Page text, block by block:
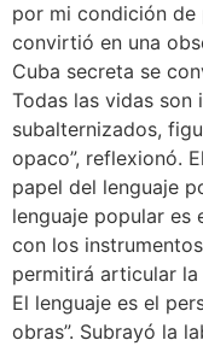
por mi condición de
convirtió en una
Cuba secreta se
Todas las vidas
subalternizados,
opaco”, reflexionó.
papel del lenguaje
lenguaje popular es
con los
permitirá articular
El lenguaje es el
obras”. Subrayó la